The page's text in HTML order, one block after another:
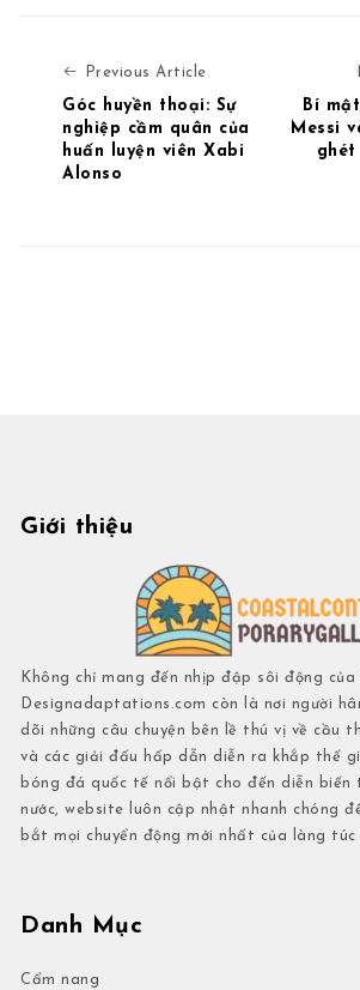
Previous ArticlePrevious Article
Góc huyền thoại: Sự
nghiệp cầm quân của
huấn luyện viên Xabi
Alonso
Bí
Messi
ghét
Giới thiệu
Không chỉ mang đến nhịp đập sôi động
Designadaptations.com còn là nơi người
dõi những câu chuyện bên lề thú vị về cầu
và các giải đấu hấp dẫn diễn ra khắp thế
bóng đá quốc tế nổi bật cho đến diễn
nước, website luôn cập nhật nhanh chóng
bắt mọi chuyển động mới nhất của làng túc
Danh Mục
Cẩm nang